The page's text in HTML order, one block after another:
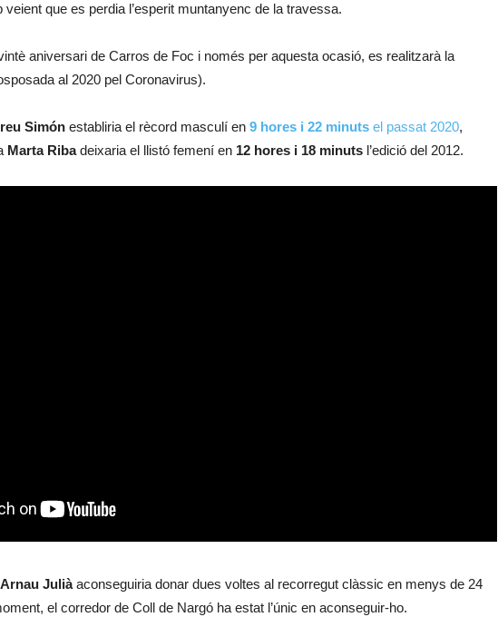
que es perdia l’esperit muntanyenc de la travessa.
aniversari de Carros de Foc i només per aquesta ocasió, es realitzarà la
al 2020 pel Coronavirus).
Simón establiria el rècord masculí en 9 hores i 22 minuts el passat 2020,
Marta Ribadeixaria el llistó femení en 12 hores i 18 minuts l’edició del 2012.
Arnau Juliàaconseguiria donar dues voltes al recorregut clàssic en menys de 24
el corredor de Coll de Nargó ha estat l’únic en aconseguir-ho.